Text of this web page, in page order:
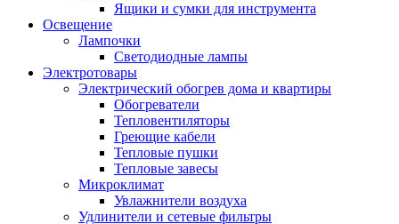
Ящики и сумки для инструмента
Освещение
Лампочки
Светодиодные лампы
Электротовары
Электрический обогрев дома и квартиры
Обогреватели
Тепловентиляторы
Греющие кабели
Тепловые пушки
Тепловые завесы
Микроклимат
Увлажнители воздуха
Удлинители и сетевые фильтры